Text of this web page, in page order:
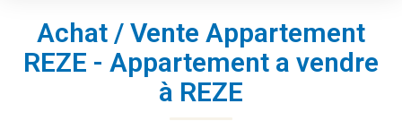
MON AGENCE
Sélectionnez...
Type de bien
Surface min
Achat / Vente Appartement
REZE - Appartement a vendre
à REZE